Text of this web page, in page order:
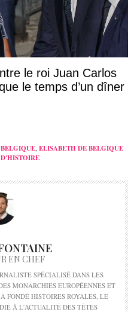
le roi Juan Carlos
le temps d’un dîner
ELISABETH DE BELGIQUE
D'HISTOIRE
EN CHEF
SPÉCIALISÉ DANS LES
MONARCHIES EUROPÉENNES ET
FONDÉ HISTOIRES ROYALES, LE
À L'ACTUALITÉ DES TÊTES